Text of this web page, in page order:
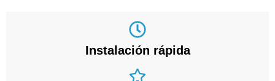
Instalación rápida